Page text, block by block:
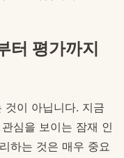
터 평가까지
것이 아닙니다. 지금
심을 보이는 잠재 인
하는 것은 매우 중요